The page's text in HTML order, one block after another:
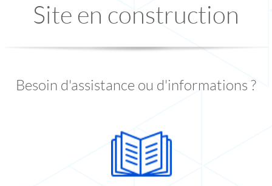
Site en construction
Besoin d'assistance ou d'informations ?